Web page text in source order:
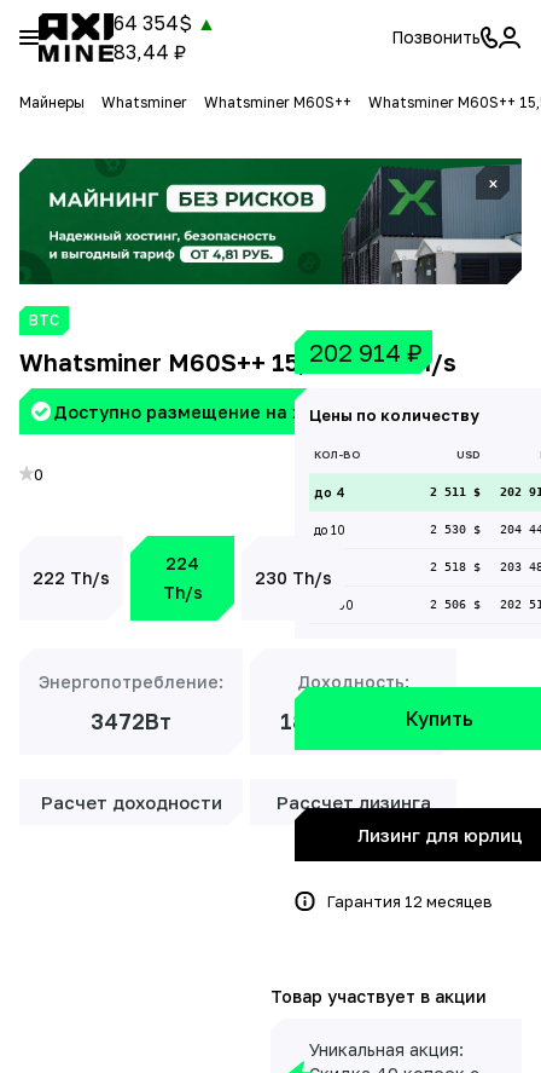
64 354$ ▲
83,44 ₽
Позвонить
Майнеры Whatsminer Whatsminer M60S++ Whatsminer M60S++
×
BTC
Whatsminer M60S++ 15,5W 224 Th/s
Доступно размещение на хостинге Aximine
0
222 Th/s
224
Th/s
230 Th/s
Энергопотребление:
3472Вт
Доходность:
18 848 ₽/мес
Расчет доходности Рассчет лизинга
202 914 ₽
Цены по количеству
КОЛ-ВО USD
до 4 2 511 $ 202
до 10 2 530 $ 204
2 518 $ 203
до 100 2 506 $ 202
Купить
Лизинг для юрлиц
Гарантия 12 месяцев
Товар участвует в акции
Уникальная акция: